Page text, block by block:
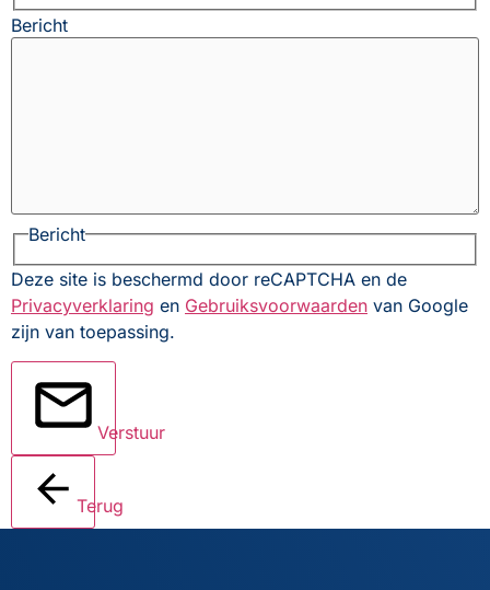
Bericht
Bericht
Deze site is beschermd door reCAPTCHA en de
Privacyverklaring en Gebruiksvoorwaarden van Google
zijn van toepassing.
Verstuur
Terug